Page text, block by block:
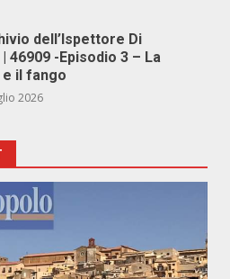
dell’Ispettore Di
46909 -Episodio 3 – La
il fango
2026